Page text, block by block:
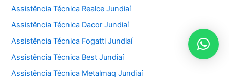
Assistência Técnica Realce Jundiaí
Assistência Técnica Dacor Jundiaí
Assistência Técnica Fogatti Jundiaí
Assistência Técnica Best Jundiaí
Assistência Técnica Metalmaq Jundiaí